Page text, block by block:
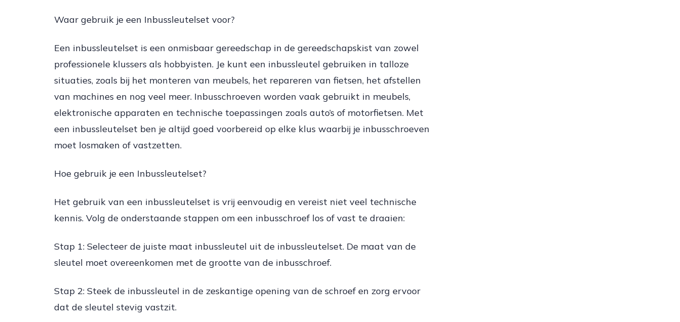
Waar gebruik je een Inbussleutelset voor?
Een inbussleutelset is een onmisbaar gereedschap in de gereedschapskist van zowel
professionele klussers als hobbyisten. Je kunt een inbussleutel gebruiken in talloze
situaties, zoals bij het monteren van meubels, het repareren van fietsen, het afstellen
van machines en nog veel meer. Inbusschroeven worden vaak gebruikt in meubels,
elektronische apparaten en technische toepassingen zoals auto’s of motorfietsen. Met
een inbussleutelset ben je altijd goed voorbereid op elke klus waarbij je inbusschroeven
moet losmaken of vastzetten.
Hoe gebruik je een Inbussleutelset?
Het gebruik van een inbussleutelset is vrij eenvoudig en vereist niet veel technische
kennis. Volg de onderstaande stappen om een inbusschroef los of vast te draaien:
Stap 1: Selecteer de juiste maat inbussleutel uit de inbussleutelset. De maat van de
sleutel moet overeenkomen met de grootte van de inbusschroef.
Stap 2: Steek de inbussleutel in de zeskantige opening van de schroef en zorg ervoor
dat de sleutel stevig vastzit.